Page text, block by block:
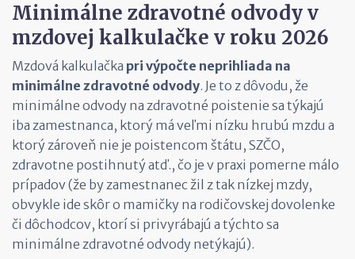
Minimálne zdravotné odvody v
mzdovej kalkulačke v roku 2026
Mzdová kalkulačka pri výpočte neprihliada na
minimálne zdravotné odvody. Je to z dôvodu, že
minimálne odvody na zdravotné poistenie sa týkajú
iba zamestnanca, ktorý má veľmi nízku hrubú mzdu a
ktorý zároveň nie je poistencom štátu, SZČO,
zdravotne postihnutý atď., čo je v praxi pomerne málo
prípadov (že by zamestnanec žil z tak nízkej mzdy,
obvykle ide skôr o mamičky na rodičovskej dovolenke
či dôchodcov, ktorí si privyrábajú a týchto sa
minimálne zdravotné odvody netýkajú).